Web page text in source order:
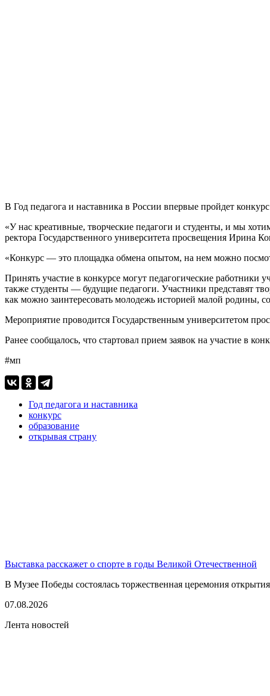
В Год педагога и наставника в России впервые пройдет
«У нас креативные, творческие педагоги и студенты, и мы
ректора Государственного университета просвещения Ирина
«Конкурс — это площадка обмена опытом, на нем можно
Принять участие в конкурсе могут педагогические
также студенты — будущие педагоги. Участники представят
как можно заинтересовать молодежь историей малой родины,
Мероприятие проводится Государственным университетом
Ранее сообщалось, что стартовал прием заявок на участие в
#мп
Год педагога и наставника
конкурс
образование
открывая страну
Выставка расскажет о спорте в годы Великой Отечественной
В Музее Победы состоялась торжественная церемония
07.08.2026
Лента новостей